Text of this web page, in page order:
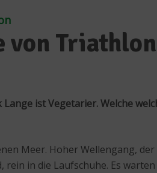
von
ist Vegetarier. Welche
Meer. Hoher Wellengang,
rein in die Laufschuhe. Es